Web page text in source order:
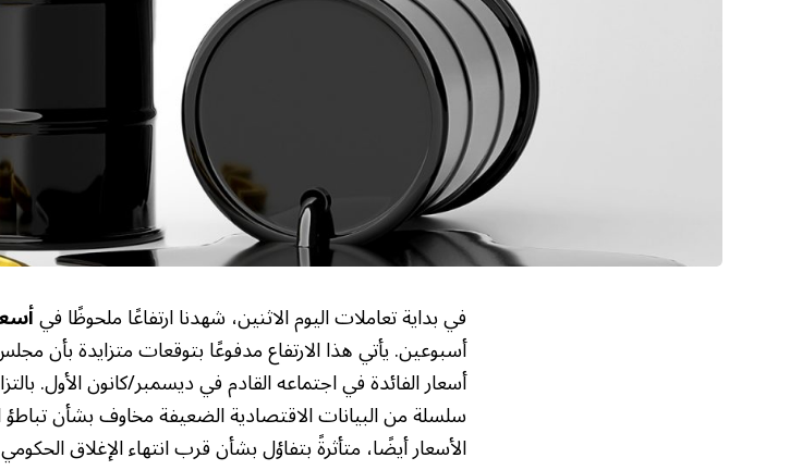
في بداية تعاملات اليوم الاثنين، شهدنا ارتفاعًا ملحوظًا في
أسبوعين. يأتي هذا الارتفاع مدفوعًا بتوقعات متزايدة بأن
أسعار الفائدة في اجتماعه القادم في ديسمبر/كانون الأول.
سلسلة من البيانات الاقتصادية الضعيفة مخاوف بشأن
الأسعار أيضًا، متأثرةً بتفاؤل بشأن قرب انتهاء الإغلاق